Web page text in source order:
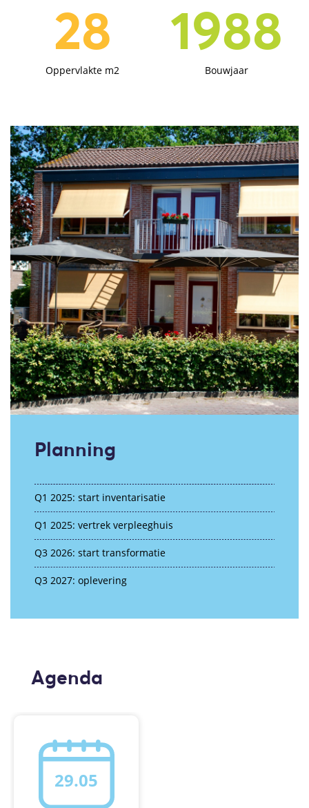
28
Oppervlakte m2
1988
Bouwjaar
Planning
Q1 2025: start inventarisatie
Q1 2025: vertrek verpleeghuis
Q3 2026: start transformatie
Q3 2027: oplevering
Agenda
29.05